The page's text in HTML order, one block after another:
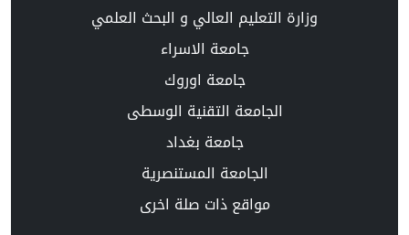
وزارة التعليم العالي و البحث العلمي
جامعة الاسراء
جامعة اوروك
الجامعة التقنية الوسطى
جامعة بغداد
الجامعة المستنصرية
مواقع ذات صلة اخرى